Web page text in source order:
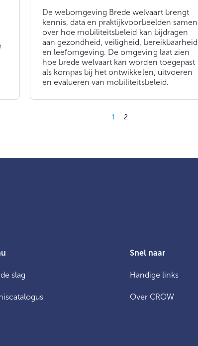
De webomgeving Brede welvaart brengt
kennis, data en praktijkvoorbeelden samen
over hoe mobiliteitsbeleid kan bijdragen
aan gezondheid, veiligheid, bereikbaarheid
en leefomgeving. De omgeving laat zien
hoe brede welvaart kan worden toegepast
als kompas bij het ontwikkelen, uitvoeren
en evalueren van mobiliteitsbeleid.
1 2
slag
Snel naar
Handige links
Over CROW